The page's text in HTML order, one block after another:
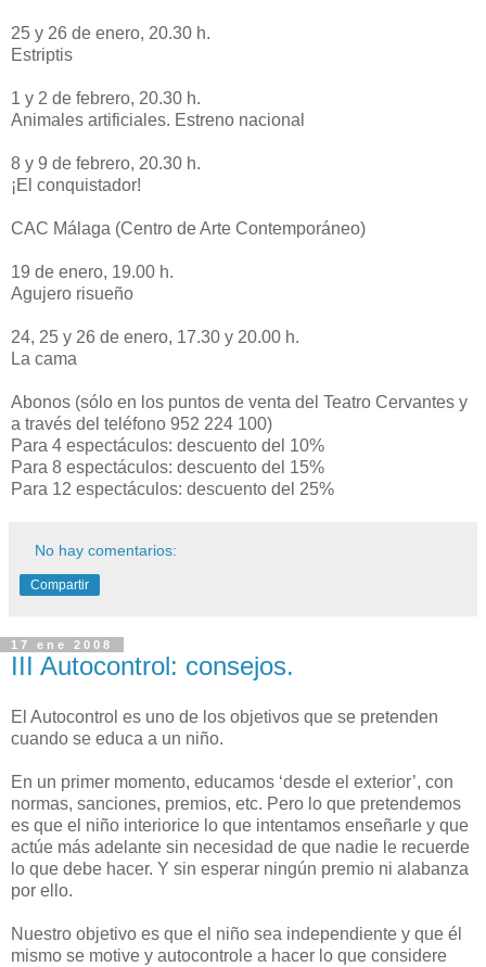
25 y 26 de enero, 20.30 h.
Estriptis
1 y 2 de febrero, 20.30 h.
Animales artificiales. Estreno nacional
8 y 9 de febrero, 20.30 h.
¡El conquistador!
CAC Málaga (Centro de Arte Contemporáneo)
19 de enero, 19.00 h.
Agujero risueño
24, 25 y 26 de enero, 17.30 y 20.00 h.
La cama
Abonos (sólo en los puntos de venta del Teatro Cervantes y
a través del teléfono 952 224 100)
Para 4 espectáculos: descuento del 10%
Para 8 espectáculos: descuento del 15%
Para 12 espectáculos: descuento del 25%
No hay comentarios:
Compartir
17 ene 2008
III Autocontrol: consejos.
El Autocontrol es uno de los objetivos que se pretenden
cuando se educa a un niño.
En un primer momento, educamos ‘desde el exterior’, con
normas, sanciones, premios, etc. Pero lo que pretendemos
es que el niño interiorice lo que intentamos enseñarle y que
actúe más adelante sin necesidad de que nadie le recuerde
lo que debe hacer. Y sin esperar ningún premio ni alabanza
por ello.
Nuestro objetivo es que el niño sea independiente y que él
mismo se motive y autocontrole a hacer lo que considere